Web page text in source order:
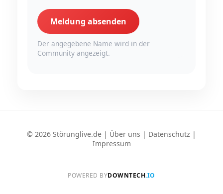
Meldung absenden
Der angegebene Name wird in der
Community angezeigt.
© 2026 Störunglive.de | Über uns | Datenschutz |
Impressum
POWERED BYDOWNTECH.IO